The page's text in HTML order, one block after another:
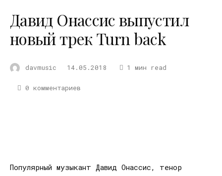
Давид Онассис выпустил
новый трек Turn back
davmusic 14.05.2018 1 мин read
0 комментариев
Популярный музыкант Давид Онассис, тенор